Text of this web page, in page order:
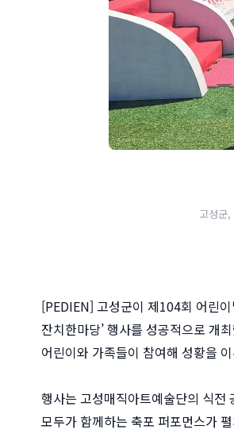
고성군
[PEDIEN] 고성군이 제104회 어린
잔치한마당’ 행사를 성공적으로 개
어린이와 가족들이 참여해 성황을
행사는 고성매직아트예술단의 식전
모두가 함께하는 축포 퍼포먼스가